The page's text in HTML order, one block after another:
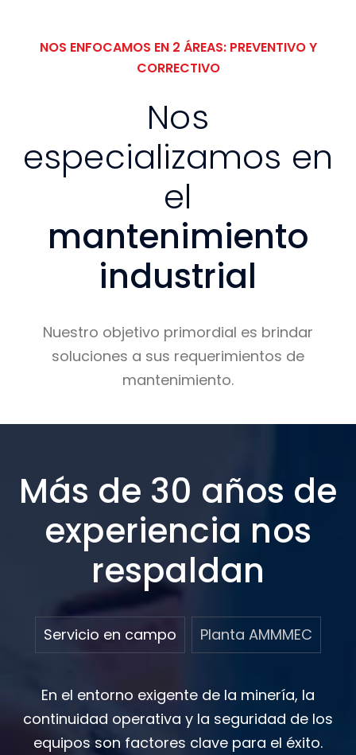
NOS ENFOCAMOS EN 2 ÁREAS: PREVENTIVO Y
CORRECTIVO
Nos
especializamos en
el
mantenimiento
industrial
Nuestro objetivo primordial es brindar
soluciones a sus requerimientos de
mantenimiento.
Más de 30 años de
experiencia nos
respaldan
Servicio en campo Planta AMMMEC
En el entorno exigente de la minería, la
continuidad operativa y la seguridad de los
equipos son factores clave para el éxito.